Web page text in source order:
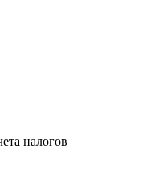
налогов